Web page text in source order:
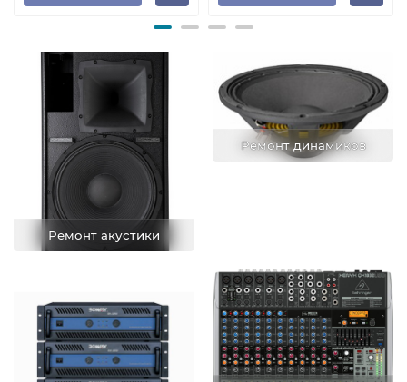
Ремонт акустики
Ремонт динамиков